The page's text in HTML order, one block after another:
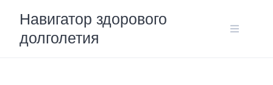
content
Навигатор здорового
долголетия